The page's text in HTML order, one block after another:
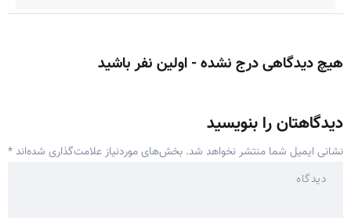
هیچ دیدگاهی درج نشده - اولین نفر باشید
دیدگاهتان را بنویسید
نشانی ایمیل شما منتشر نخواهد شد. بخش‌های موردنیاز علامت‌گذاری شده‌اند*